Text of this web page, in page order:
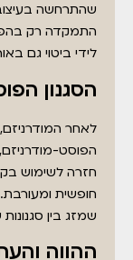
שהתרחשה
התמקדה רק
לידי ביטוי גם
הסגנון
הפוסט-מודרניזם,
חזרה לשימוש
חופשית
שמזג בין
ההווה